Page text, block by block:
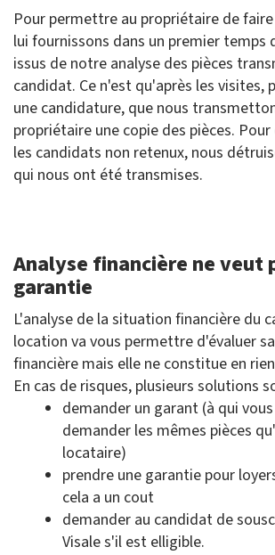
Pour permettre au propriétaire de
lui fournissons dans un premier temps
issus de notre analyse des pièces
candidat. Ce n'est qu'après les visites,
une candidature, que nous
propriétaire une copie des pièces.
les candidats non retenux, nous
qui nous ont été transmises.
Analyse financière ne veut
garantie
L'analyse de la situation financière du
location va vous permettre d'évaluer
financière mais elle ne constitue en
En cas de risques, plusieurs solutions
demander un garant (à qui
demander les mêmes pièces
locataire)
prendre une garantie pour
cela a un cout
demander au candidat de
Visale s'il est elligible.